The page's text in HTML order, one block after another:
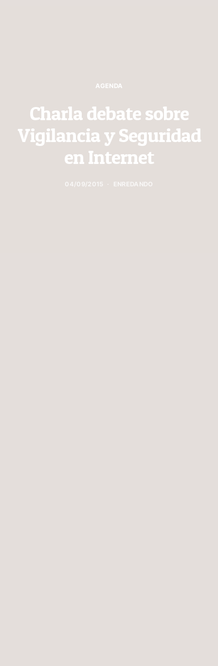
AGENDA
Charla debate sobre
Vigilancia y Seguridad
en Internet
04/09/2015 ENREDANDO